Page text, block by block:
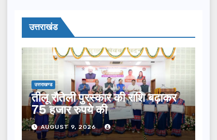
उत्तराखंड
उत्तराखण्ड
तीलू रौतेली पुरस्कार की राशि बढ़ाकर
75 हजार रुपये की
AUGUST 9, 2026